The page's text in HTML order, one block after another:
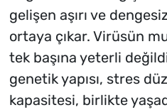
gelişen aşırı ve
ortaya çıkar. Virüsün
tek başına yeterli
genetik yapısı, stres
kapasitesi, birlikte